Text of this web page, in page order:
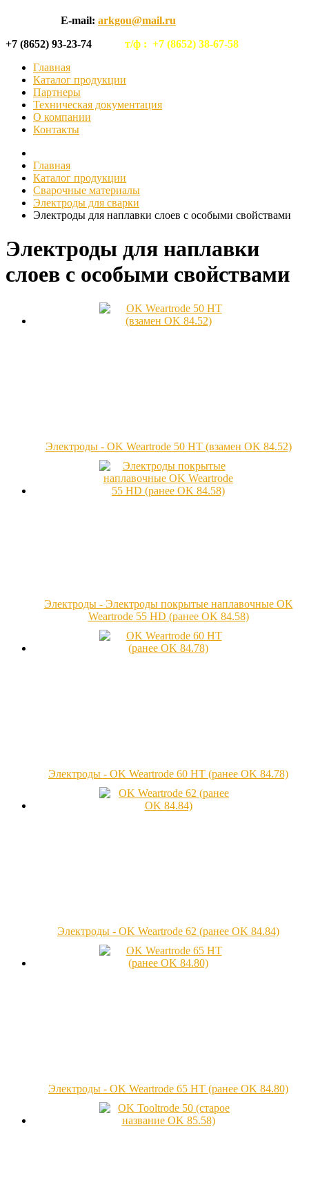
E-mail: arkgou@mail.ru
+7 (8652) 93-23-74 т/ф : +7 (8652) 38-67-58
Главная
Каталог продукции
Партнеры
Техническая документация
О компании
Контакты
Главная
Каталог продукции
Сварочные материалы
Электроды для сварки
Электроды для наплавки слоев с особыми свойствами
Электроды для наплавки
слоев с особыми свойствами
Электроды - OK Weartrode 50 HT (взамен OK 84.52)
Электроды - Электроды покрытые наплавочные OK
Weartrode 55 HD (ранее OK 84.58)
Электроды - OK Weartrode 60 HT (ранее OK 84.78)
Электроды - OK Weartrode 62 (ранее OK 84.84)
Электроды - OK Weartrode 65 HT (ранее OK 84.80)